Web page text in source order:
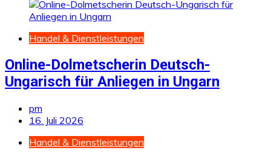
Handel & Dienstleistungen
Online-Dolmetscherin Deutsch-
Ungarisch für Anliegen in Ungarn
pm
16. Juli 2026
Handel & Dienstleistungen